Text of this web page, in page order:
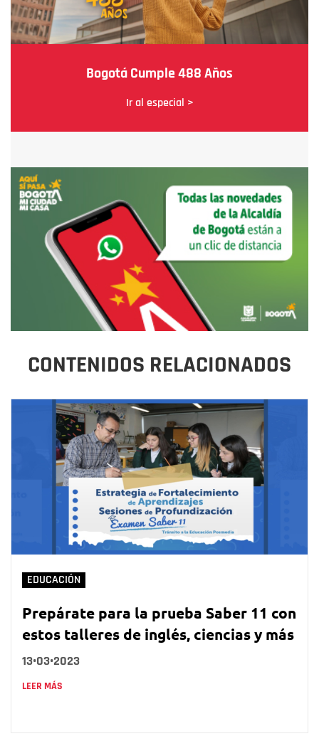
Bogotá Cumple 488 Años
Ir al especial >
CONTENIDOS RELACIONADOS
EDUCACIÓN
Prepárate para la prueba Saber 11 con
estos talleres de inglés, ciencias y más
13•03•2023
LEER MÁS